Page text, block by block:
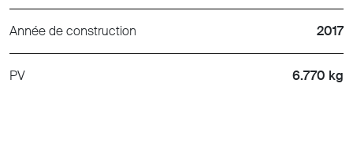
Année de construction 2017
PV 6.770 kg